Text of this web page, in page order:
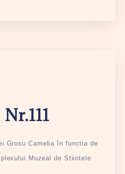
Grosu Camelia în functia de
Muzeal de Stiintele